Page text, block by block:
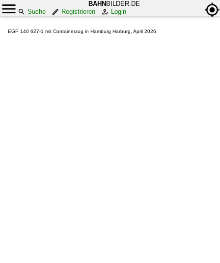
BAHN BILDER.DE
Suche
Registrieren Login
EGP 140 627-1 mit Containerzug in Hamburg Harburg, April 2026.